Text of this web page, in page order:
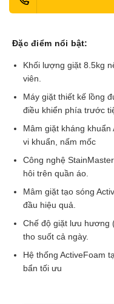
Đặc điểm nổi bật:
Khối lượng giặt 8.5kg
viên.
Máy giặt thiết kế lồng
điều khiển phía trước
Mâm giặt kháng
vi khuẩn, nấm mốc
Công nghệ
hôi trên quần áo.
Mâm giặt tạo sóng
đầu hiệu quả.
Chế độ giặt lưu hương
tho suốt cả ngày.
Hệ thống ActiveFoam
bẩn tối ưu